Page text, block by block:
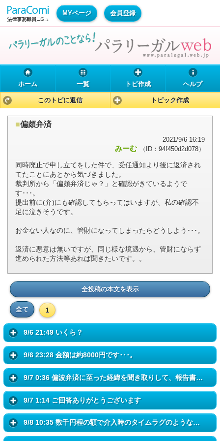
MYページ 会員登録
ホーム 一覧 トピ作成 ヘルプ
このトピに返信 トピック作成
■偏頗弁済
2021/9/6 16:19
みーむ （ID：94f450d2d078）
同時廃止で申し立てをした件で、受任通知より後に返済され
てたことにあとから気づきました。
裁判所から「偏頗弁済じゃ？」と確認がきているようで
す･･･。
提出前に(弁)にも確認してもらってはいますが、私の確認不
足に泣きそうです。
お金ない人なのに、管財になってしまったらどうしよう･･･。
返済に悪意は無いですが、同じ様な境遇から、管財にならず
進められた方法等あれば聞きたいです。。
全投稿の本文を表示
全て 1
9/6 21:49 いくら？
9/6 23:28 金額は約8000円です･･･。
9/7 0:36 偏波弁済に至った経緯を聞き取りして、報告書を提出するしか...
9/7 1:14 ご回答ありがとうございます
9/8 10:35 数千円程の額で介入時のタイムラグのような事情で、相手先も...